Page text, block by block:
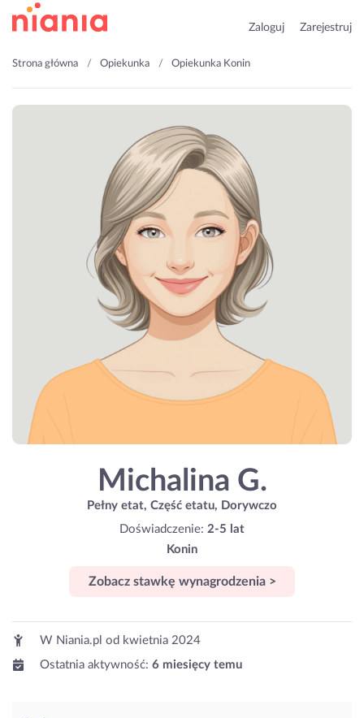
Zaloguj Zarejestruj
Strona główna Opiekunka Opiekunka Konin
Michalina G.
Pełny etat, Część etatu, Dorywczo
Doświadczenie: 2-5 lat
Konin
Zobacz stawkę wynagrodzenia >
W Niania.pl od kwietnia 2024
Ostatnia aktywność: 6 miesięcy temu